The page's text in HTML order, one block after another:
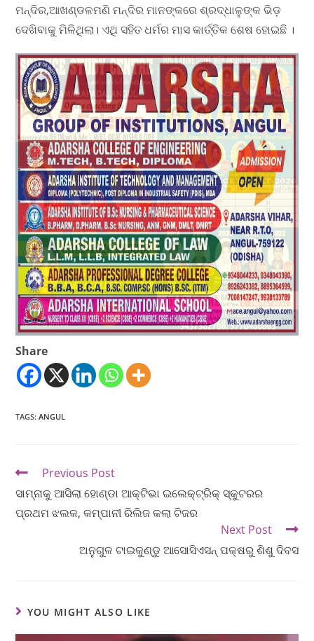
ମନ୍ଦିର,ଆଖଣ୍ଡଳମଣି ମନ୍ଦିର ମାନଙ୍କରେ ଶ୍ରଦ୍ଧାଳୁଙ୍କ ଭିଡ଼
ଦେଖିବାକୁ ମିଳିଥିଲା। ଏଥି ସହିତ ଧର୍ମର ମାସ କାର୍ତ୍ତିକ ଶେଷ ହୋଇଛି ।
Share
TAGS:ANGUL
Previous Post
ସାମ୍ନାକୁ ଆସିଲା ହୋଣ୍ଡା ଆକ୍ଟିଭା ଇଲେକ୍ଟ୍ରିକ୍ ସ୍କୁଟରର
ପ୍ରଥମ ଝଲକ, କମ୍ପାନୀ ରିଲିଜ କଲା ଟିଜର
Next Post
ଅନୁଗୁଳ ଟାଇକୁଣ୍ଡୁ ଆସୋସିଏସନ୍ ପକ୍ଷରୁ ଶିଶୁ ଦିବସ
YOU MIGHT ALSO LIKE